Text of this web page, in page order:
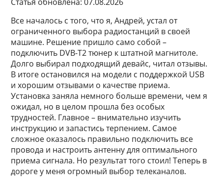
Все началось с того, что я, Андрей, устал от
ограниченного выбора радиостанций в своей
машине. Решение пришло само собой –
подключить DVB-T2 тюнер к штатной магнитоле.
Долго выбирал подходящий девайс, читал отзывы.
В итоге остановился на модели с поддержкой USB
и хорошим отзывами о качестве приема.
Установка заняла немного больше времени, чем я
ожидал, но в целом прошла без особых
трудностей. Главное – внимательно изучить
инструкцию и запастись терпением. Самое
сложное оказалось правильно подключить все
провода и настроить антенну для оптимального
приема сигнала. Но результат того стоил! Теперь в
дороге у меня огромный выбор телеканалов.